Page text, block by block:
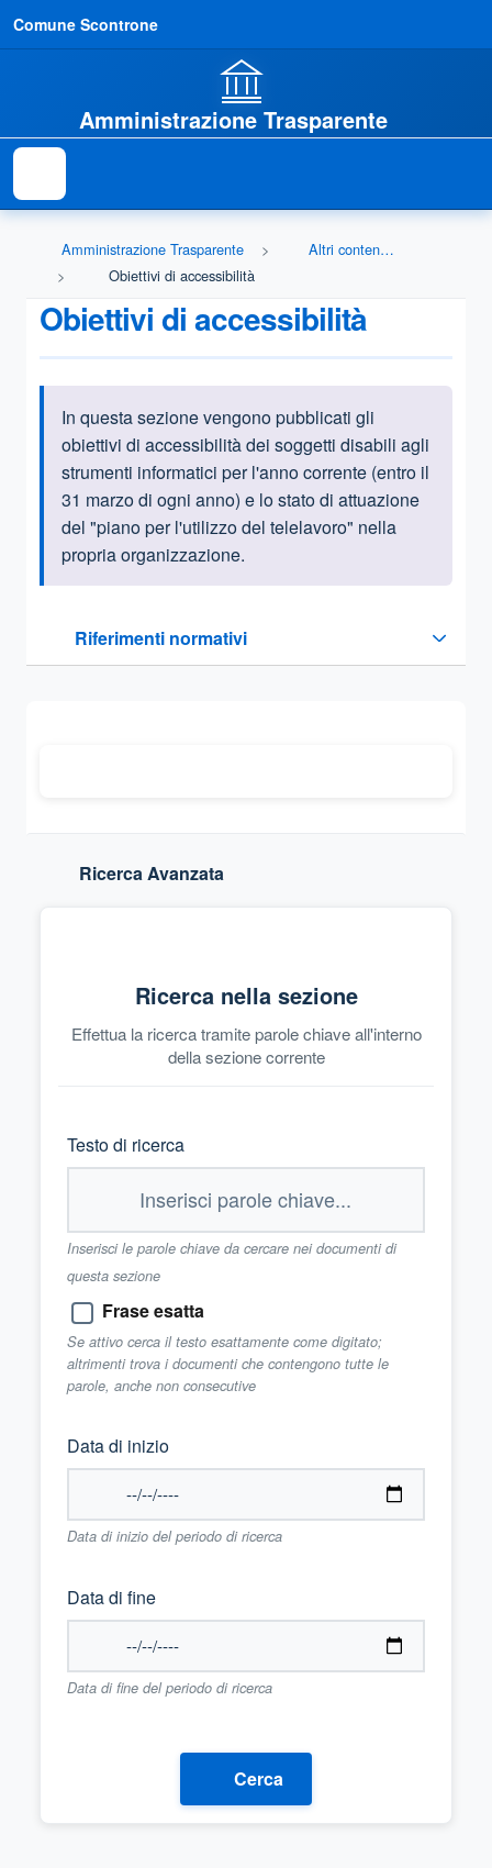
Comune Scontrone
Amministrazione Trasparente
Amministrazione Trasparente
Altri contenuti - Accessibilità e Catalogo dei dati, metadati e banche dati
Obiettivi di accessibilità
Obiettivi di accessibilità
Informazioni introduttive
In questa sezione vengono pubblicati gli
obiettivi di accessibilità dei soggetti disabili agli
strumenti informatici per l'anno corrente (entro il
31 marzo di ogni anno) e lo stato di attuazione
del "piano per l'utilizzo del telelavoro" nella
propria organizzazione.
Riferimenti normativi
Sezione compressa
Ricerca Avanzata
Ricerca nella sezione
Effettua la ricerca tramite parole chiave all'interno
della sezione corrente
Testo di ricerca
Inserisci le parole chiave da cercare nei documenti di
questa sezione
Frase esatta
Se attivo cerca il testo esattamente come digitato;
altrimenti trova i documenti che contengono tutte le
parole, anche non consecutive
Data di inizio
Data di inizio del periodo di ricerca
Data di fine
Data di fine del periodo di ricerca
Cerca